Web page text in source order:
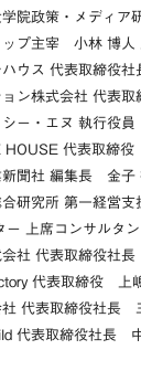
学院政策・メディア
ップ主宰 小林 博人
ハウス 代表取締役
ョン株式会社 代表
シー・エヌ 執行役
HOUSE 代表取締
新聞社 編集長 金子
合研究所 第一経営
ー 上席コンサルタ
会社 代表取締役社
代表取締役 上
社 代表取締役社長
代表取締役社長